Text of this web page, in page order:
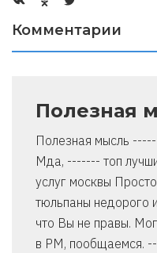
Комментарии
Полезная
Полезная мысль
Мда, ------- топ
услуг москвы
тюльпаны недорого
что Вы не правы.
в PM, пообщаемся.